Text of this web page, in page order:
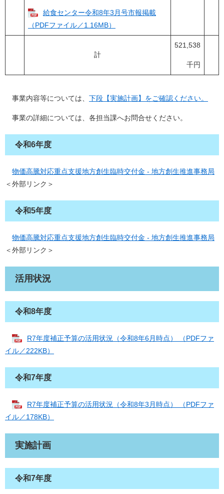
給食センター令和8年3月号市報掲載
（PDFファイル／1.16MB）
計
521,538
千円
事業内容等については、 下段【実施計画】をご確認ください。
事業の詳細については、各担当課へお問合せください。
令和6年度
物価高騰対応重点支援地方創生臨時交付金 - 地方創生推進事務局
＜外部リンク＞
令和5年度
物価高騰対応重点支援地方創生臨時交付金 - 地方創生推進事務局
＜外部リンク＞
活用状況
令和8年度
R7年度補正予算の活用状況（令和8年6月時点） （PDFファ
イル／222KB）
令和7年度
R7年度補正予算の活用状況（令和8年3月時点） （PDFファ
イル／178KB）
実施計画
令和7年度